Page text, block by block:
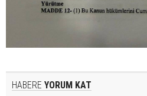
HABERE YORUM KAT